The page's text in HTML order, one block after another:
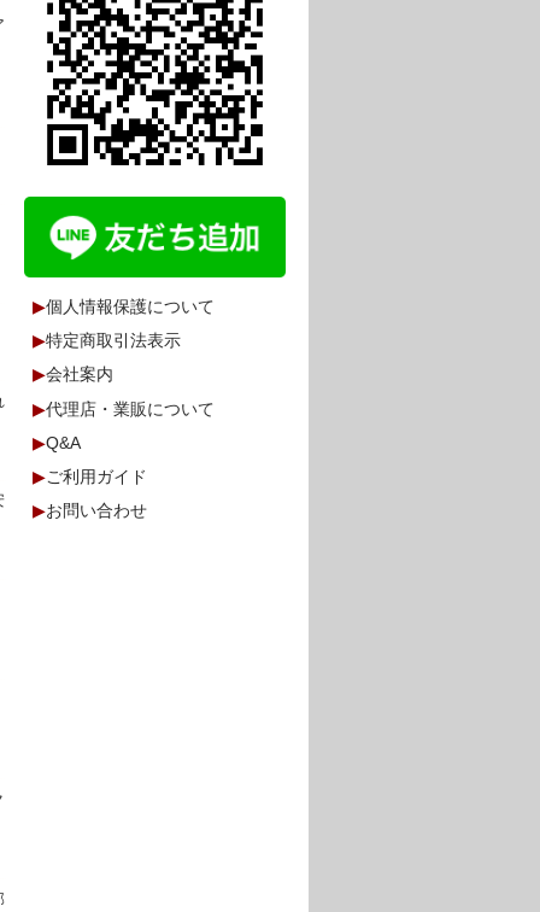
▶個人情報保護について
▶特定商取引法表示
▶会社案内
▶代理店・業販について
▶Q&A
▶ご利用ガイド
▶お問い合わせ